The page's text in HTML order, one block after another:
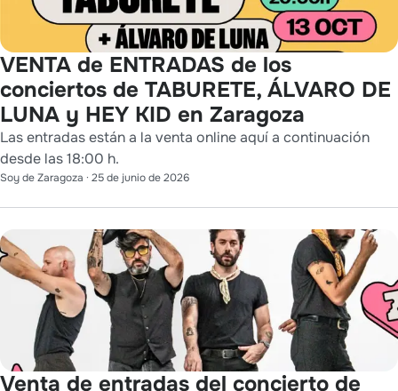
VENTA de ENTRADAS de los
conciertos de TABURETE, ÁLVARO DE
LUNA y HEY KID en Zaragoza
Las entradas están a la venta online aquí a continuación
desde las 18:00 h.
Soy de Zaragoza · 25 de junio de 2026
Venta de entradas del concierto de